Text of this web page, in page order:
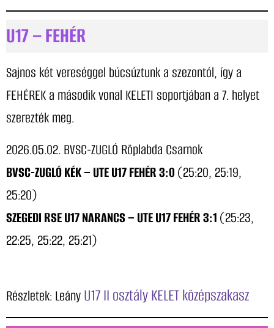
U17 – FEHÉR
Sajnos két vereséggel búcsúztunk a szezontól, így a
FEHÉREK a második vonal KELETI soportjában a 7. helyet
szerezték meg.
2026.05.02. BVSC-ZUGLÓ Röplabda Csarnok
BVSC-ZUGLÓ KÉK – UTE U17 FEHÉR 3:0(25:20, 25:19,
25:20)
SZEGEDI RSE U17 NARANCS – UTE U17 FEHÉR 3:1(25:23,
22:25, 25:22, 25:21)
Részletek: LeányU17 II osztály KELET középszakasz